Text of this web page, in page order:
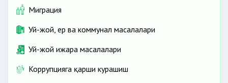
Миграция
Уй-жой, ер ва коммунал масалалари
Уй-жой ижара масалалари
Коррупцияга қарши курашиш